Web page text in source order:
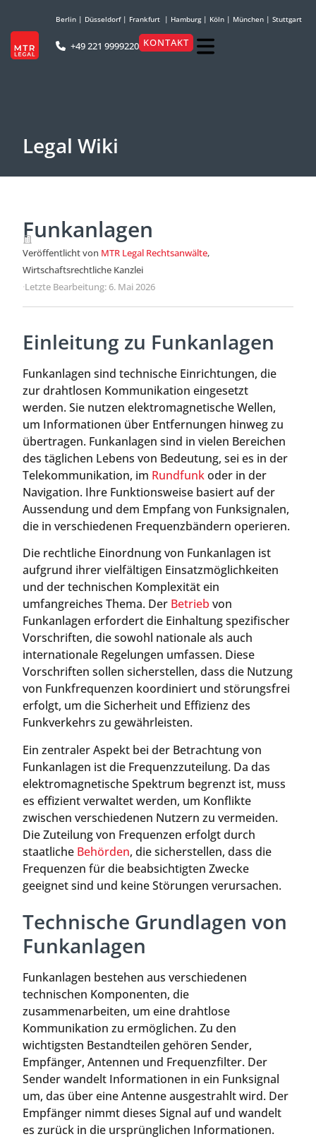
Berlin | Düsseldorf| Frankfurt | Hamburg| Köln | München | Stuttgart
+49 221 9999220 KONTAKT
Legal Wiki
Funkanlagen
Veröffentlicht von MTR Legal Rechtsanwälte,
Wirtschaftsrechtliche Kanzlei
·Letzte Bearbeitung: 6. Mai 2026
Einleitung zu Funkanlagen
Funkanlagen sind technische Einrichtungen, die
zur drahtlosen Kommunikation eingesetzt
werden. Sie nutzen elektromagnetische Wellen,
um Informationen über Entfernungen hinweg zu
übertragen. Funkanlagen sind in vielen Bereichen
des täglichen Lebens von Bedeutung, sei es in der
Telekommunikation, im Rundfunkoder in der
Navigation. Ihre Funktionsweise basiert auf der
Aussendung und dem Empfang von Funksignalen,
die in verschiedenen Frequenzbändern operieren.
Die rechtliche Einordnung von Funkanlagen ist
aufgrund ihrer vielfältigen Einsatzmöglichkeiten
und der technischen Komplexität ein
umfangreiches Thema. Der Betrieb von
Funkanlagen erfordert die Einhaltung spezifischer
Vorschriften, die sowohl nationale als auch
internationale Regelungen umfassen. Diese
Vorschriften sollen sicherstellen, dass die Nutzung
von Funkfrequenzen koordiniert und störungsfrei
erfolgt, um die Sicherheit und Effizienz des
Funkverkehrs zu gewährleisten.
Ein zentraler Aspekt bei der Betrachtung von
Funkanlagen ist die Frequenzzuteilung. Da das
elektromagnetische Spektrum begrenzt ist, muss
es effizient verwaltet werden, um Konflikte
zwischen verschiedenen Nutzern zu vermeiden.
Die Zuteilung von Frequenzen erfolgt durch
staatliche Behörden, die sicherstellen, dass die
Frequenzen für die beabsichtigten Zwecke
geeignet sind und keine Störungen verursachen.
Technische Grundlagen von
Funkanlagen
Funkanlagen bestehen aus verschiedenen
technischen Komponenten, die
zusammenarbeiten, um eine drahtlose
Kommunikation zu ermöglichen. Zu den
wichtigsten Bestandteilen gehören Sender,
Empfänger, Antennen und Frequenzfilter. Der
Sender wandelt Informationen in ein Funksignal
um, das über eine Antenne ausgestrahlt wird. Der
Empfänger nimmt dieses Signal auf und wandelt
es zurück in die ursprünglichen Informationen.